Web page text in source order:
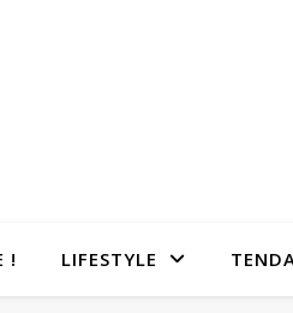
! LIFESTYLE